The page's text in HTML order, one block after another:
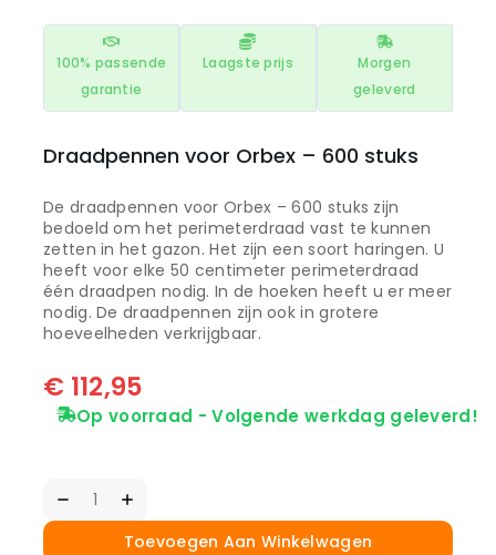
100% passende
garantie
Laagste prijs
Morgen
geleverd
Draadpennen voor Orbex – 600 stuks
De draadpennen voor Orbex – 600 stuks zijn
bedoeld om het perimeterdraad vast te kunnen
zetten in het gazon. Het zijn een soort haringen. U
heeft voor elke 50 centimeter perimeterdraad
één draadpen nodig. In de hoeken heeft u er meer
nodig. De draadpennen zijn ook in grotere
hoeveelheden verkrijgbaar.
€ 112,95
Op voorraad - Volgende werkdag geleverd!
Toevoegen Aan Winkelwagen